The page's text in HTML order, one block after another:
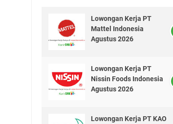
Lowongan Kerja PT
Mattel Indonesia
Agustus 2026
Lowongan Kerja PT
Nissin Foods Indonesia
Agustus 2026
Lowongan Kerja PT KAO